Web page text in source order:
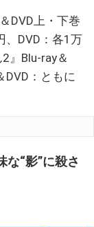
DVD上・下巻
、DVD：各1万
』Blu-ray＆
DVD：ともに
“影”に殺さ